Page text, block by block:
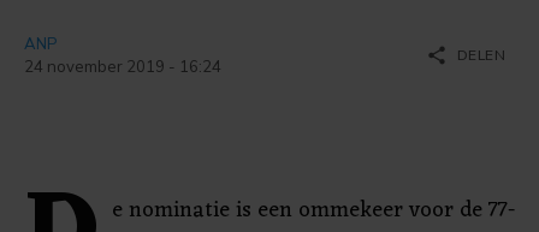
ANP
24 november 2019 - 16:24
share DELEN
e nominatie is een ommekeer voor de 77-